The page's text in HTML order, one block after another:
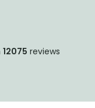
12075 reviews